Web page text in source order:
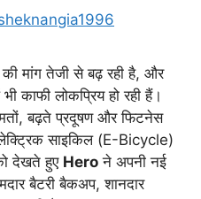
मांग तेजी से बढ़ रही है, और
काफी लोकप्रिय हो रही हैं।
बढ़ते प्रदूषण और फिटनेस
साइकिल (E-Bicycle)
देखते हुए Hero ने अपनी नई
बैटरी बैकअप, शानदार